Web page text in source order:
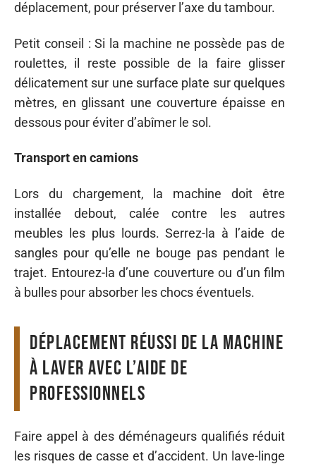
déplacement, pour préserver l’axe du tambour.
Petit conseil : Si la machine ne possède pas de
roulettes, il reste possible de la faire glisser
délicatement sur une surface plate sur quelques
mètres, en glissant une couverture épaisse en
dessous pour éviter d’abîmer le sol.
Transport en camions
Lors du chargement, la machine doit être
installée debout, calée contre les autres
meubles les plus lourds. Serrez-la à l’aide de
sangles pour qu’elle ne bouge pas pendant le
trajet. Entourez-la d’une couverture ou d’un film
à bulles pour absorber les chocs éventuels.
Déplacement réussi de la machine
à laver avec l’aide de
professionnels
Faire appel à des déménageurs qualifiés réduit
les risques de casse et d’accident. Un lave-linge